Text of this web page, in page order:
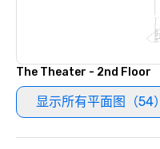
The Theater - 2nd Floor
显示所有平面图（54）